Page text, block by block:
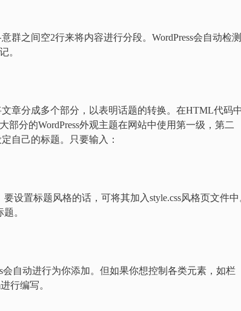
群之间空2行来将内容进行分段。WordPress会自动检
。
章分成多个部分，以表明话题的转换。在HTML代码
分的WordPress外观主题在网站中使用第一级，第二
自己的标题。只要输入：
设置标题风格的话，可将其加入style.css风格页文件
。
自动进行为你添加。但如果你想控制各类元素，如栏
行编写。